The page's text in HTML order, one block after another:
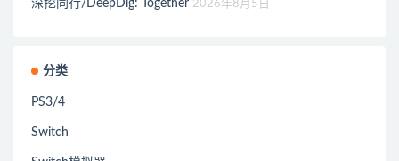
深挖同行/DeepDig: Together 2026年8月5日
分类
PS3/4
Switch